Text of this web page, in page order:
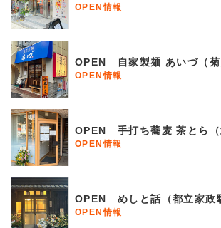
OPEN情報
OPEN 自家製麺 あいづ（菊
OPEN情報
OPEN 手打ち蕎麦 茶とら（
OPEN情報
OPEN めしと話（都立家政
OPEN情報